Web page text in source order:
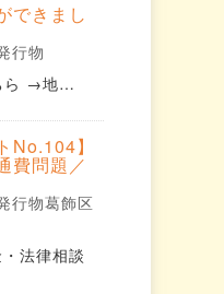
できまし
行物
ら →地…
No.104】
費問題／
行物葛飾区
法律相談